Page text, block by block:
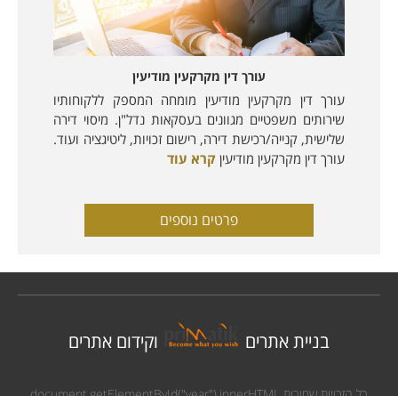
עורך דין מקרקעין מודיעין
עורך דין מקרקעין מודיעין מומחה המספק ללקוחותיו
שירותים משפטיים מגוונים בעסקאות נדל"ן. מיסוי דירה
שלישית, קנייה/רכישת דירה, רישום זכויות, ליטיגציה ועוד.
עורך דין מקרקעין מודיעין קרא עוד
פרטים נוספים
בניית אתרים וקידום אתרים